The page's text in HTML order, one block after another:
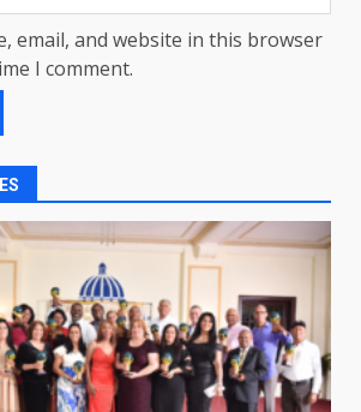
email, and website in this browser
I comment.